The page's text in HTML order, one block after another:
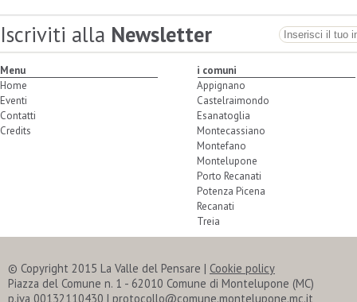
Iscriviti alla Newsletter
Menu
Home
Eventi
Contatti
Credits
i comuni
Appignano
Castelraimondo
Esanatoglia
Montecassiano
Montefano
Montelupone
Porto Recanati
Potenza Picena
Recanati
Treia
© Copyright 2015 La Valle del Pensare | Cookie policy
Piazza del Comune n. 1 - 62010 Comune di Montelupone (MC)
p.iva 00132110430 | protocollo@comune.montelupone.mc.it